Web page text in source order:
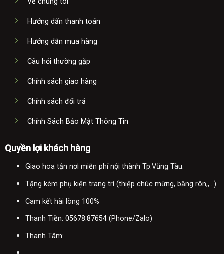
Hướng dẩn thanh toán
Hướng dẫn mua hàng
Câu hỏi thường gặp
Chính sách giao hàng
Chính sách đổi trả
Chính Sách Bảo Mật Thông Tin
Quyền lợi khách hàng
Giao hoa tận nơi miễn phí nội thành Tp.Vũng Tàu.
Tặng kèm phụ kiện trang trí (thiệp chúc mừng, băng rôn,,...)
Cam kết hài lòng 100%
Thanh Tiền: 05678.87654(Phone/Zalo)
Thanh Tâm: